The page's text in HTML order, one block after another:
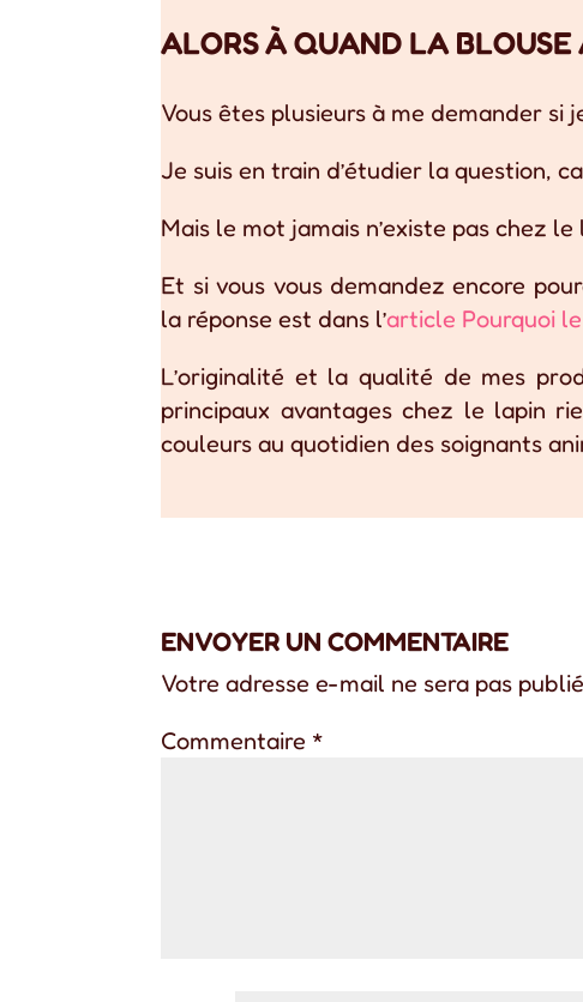
ALORS À QUAND LA BLOUSE
Vous êtes plusieurs à me demander si
Je suis en train d’étudier la question,
Mais le mot jamais n’existe pas chez
Et si vous vous demandez encore
la réponse est dans l’article Pourquoi
L’originalité et la qualité de mes
principaux avantages chez le lapin
couleurs au quotidien des soignants
ENVOYER UN COMMENTAIRE
Votre adresse e-mail ne sera pas
Commentaire *